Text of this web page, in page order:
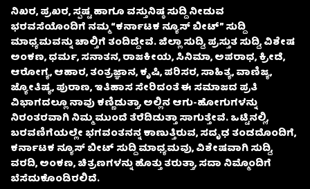
ನಿಖರ, ಪ್ರಖರ, ಸ್ಪಷ್ಟ ಹಾಗೂ ವಸ್ತುನಿಷ್ಠ ಸುದ್ದಿ ನೀಡುವ
ಭರವಸೆಯೊಂದಿಗೆ ನಮ್ಮ “ಕರ್ನಾಟಕ ನ್ಯೂಸ್ ಬೀಟ್” ಸುದ್ದಿ
ಮಾಧ್ಯಮವನ್ನು ಚಾಲ್ತಿಗೆ ತಂದಿದ್ದೇವೆ. ಜಿಲ್ಲಾ ಸುದ್ದಿ, ಪ್ರಸ್ತುತ ಸುದ್ದಿ, ವಿಶೇಷ
ಅಂಕಣ, ಧರ್ಮ, ಸನಾತನ, ರಾಜಕೀಯ, ಸಿನಿಮಾ, ಅಪರಾಧ, ಕ್ರೀಡೆ,
ಆರೋಗ್ಯ, ಆಹಾರ, ತಂತ್ರಜ್ಞಾನ, ಕೃಷಿ, ಪರಿಸರ, ಸಾಹಿತ್ಯ, ವಾಣಿಜ್ಯ,
ಜ್ಯೋತಿಷ್ಯ, ಪುರಾಣ, ಇತಿಹಾಸ ಸೇರಿದಂತೆ ಈ ಸಮಾಜದ ಪ್ರತಿ
ವಿಭಾಗದಲ್ಲೂ ನಾವು ಕಣ್ಣಿಡುತ್ತಾ, ಅಲ್ಲಿನ ಆಗು-ಹೋಗುಗಳನ್ನು
ನಿರಂತರವಾಗಿ ನಿಮ್ಮ ಮುಂದೆ ತೆರೆದಿಡುತ್ತಾ ಸಾಗುತ್ತೇವೆ. ಒಟ್ಟಿನಲ್ಲಿ,
ಬರವಣಿಗೆಯಲ್ಲೇ ಭಗವಂತನನ್ನ ಕಾಣುತ್ತಿರುವ, ಸದೃಢ ತಂಡದೊಂದಿಗೆ,
ಕರ್ನಾಟಕ ನ್ಯೂಸ್ ಬೀಟ್ ಸುದ್ದಿ ಮಾಧ್ಯಮವು, ವಿಶೇಷವಾಗಿ ಸುದ್ದಿ,
ವರದಿ, ಅಂಕಣ, ಚಿತ್ರಣಗಳನ್ನು ಹೊತ್ತು ತರುತ್ತಾ, ಸದಾ ನಿಮ್ಮೊಂದಿಗೆ
ಬೆಸೆದುಕೊಂಡಿರಲಿದೆ.